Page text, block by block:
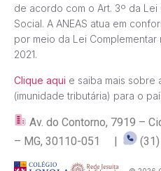
de acordo com o Art. 3º da Lei
Social. A ANEAS atua em
por meio da Lei
2021.
Clique aqui e saiba mais sobre
(imunidade tributária) para o
Av. do Contorno, 7919 –
– MG, 30110-051 |